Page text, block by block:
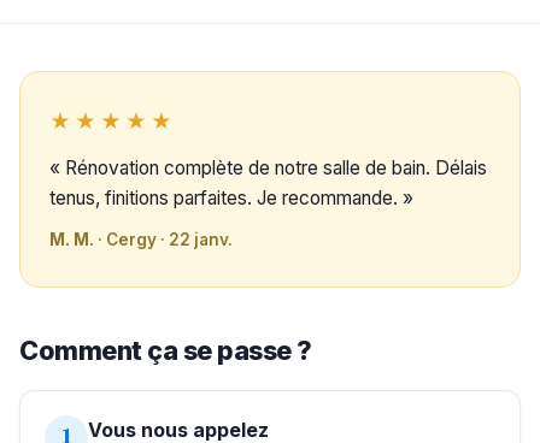
★★★★★
« Rénovation complète de notre salle de bain. Délais
tenus, finitions parfaites. Je recommande. »
M. M. · Cergy · 22 janv.
Comment ça se passe ?
1 Vous nous appelez